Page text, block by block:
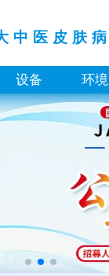
中医皮肤
设备 环境
宝购买的伍德灯
积白斑做全身仓